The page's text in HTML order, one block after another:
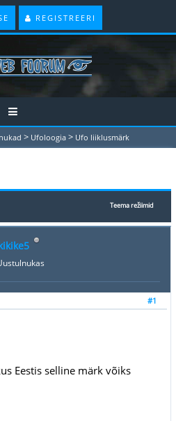
REGISTREERI
> Ufoloogia > Ufo liiklusmärk
Teema režiimid
#1
Eestis selline märk võiks